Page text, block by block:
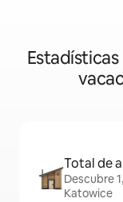
Total de
Descubre
Katowice